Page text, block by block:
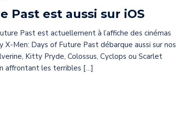
Past est aussi sur iOS
Past est actuellement à l’affiche des cinémas
Men: Days of Future Past débarque aussi sur nos
Kitty Pryde, Colossus, Cyclops ou Scarlet
affrontant les terribles […]